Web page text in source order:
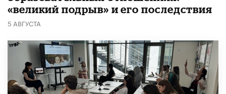
«великий подрыв» и его последствия
5 АВГУСТА